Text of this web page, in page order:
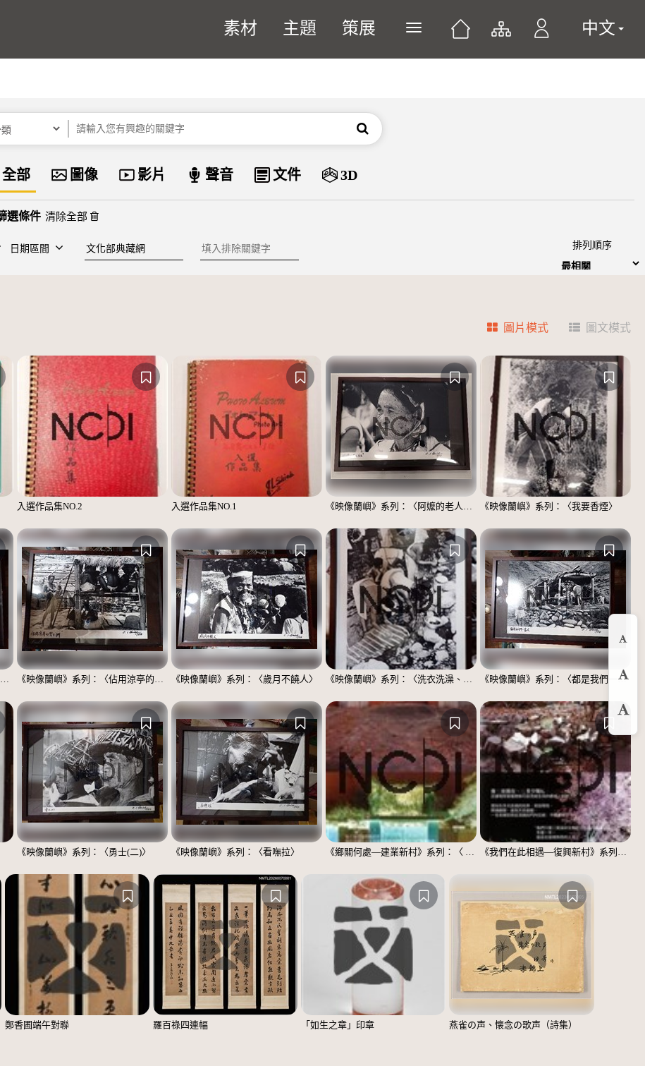
素材 主題 策展 展開或關閉主選單 中文
關鍵字 搜尋
資料類型
全部 圖像 影片 聲音 文件 3D
清除全部
日期區間 建檔單位 排除關鍵字 排列順序
圖片模式 圖文模式
入選作品集NO.2 入選作品集NO.1 《映像蘭嶼》系列：〈阿嬤的老人斑〉 《映像蘭嶼》系列：〈我要香煙〉
《映像蘭嶼》系列：〈好開心的阿嬤〉 《映像蘭嶼》系列：〈佔用涼亭的男士們〉 《映像蘭嶼》系列：〈歲月不饒人〉 《映像蘭嶼》系列：〈洗衣洗澡、都在這裡〉 《映像蘭嶼》系列：〈都是我們一家人〉
《映像蘭嶼》系列：〈勇士(二)〉 《映像蘭嶼》系列：〈看嘸拉〉 《鄉關何處—建業新村》系列：〈 邱敬賢04〉 《我們在此相遇—復興新村》系列：〈殘響04〉
鄭香圃端午對聯 羅百祿四連幅 「如生之章」印章 燕雀の声、懐念の歌声（詩集）
放